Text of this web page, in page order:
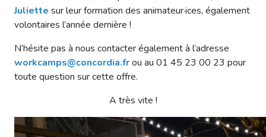
Juliette sur leur formation des animateur·ices, également
volontaires l’année dernière !
N’hésite pas à nous contacter également à l’adresse
workcamps@concordia.frou au 01 45 23 00 23 pour
toute question sur cette offre.
A très vite !